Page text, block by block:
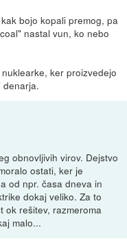
bojo kopali premog, pa
nastal vun, ko nebo
ker proizvedejo
denarja.
obnovljivih virov. Dejstvo
ostati, ker je
od npr. časa dneva in
dokaj veliko. Za to
ok rešitev, razmeroma
malo...